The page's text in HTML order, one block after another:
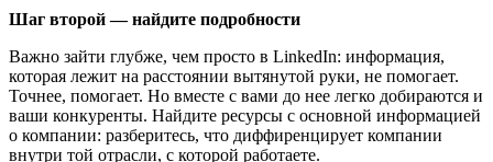
Шаг второй — найдите подробности
Важно зайти глубже, чем просто в LinkedIn: информация,
которая лежит на расстоянии вытянутой руки, не помогает.
Точнее, помогает. Но вместе с вами до нее легко добираются и
ваши конкуренты. Найдите ресурсы с основной информацией
о компании: разберитесь, что диффиренцирует компании
внутри той отрасли, с которой работаете.